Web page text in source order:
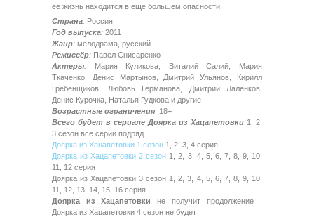
ее жизнь находится в еще большем опасности.
Страна: Россия
Год выпуска: 2011
Жанр: мелодрама, русский
Режиссёр: Павел Снисаренко
Актеры: Мария Куликова, Виталий Салий, Мария
Ткаченко, Денис Мартынов, Дмитрий Ульянов, Кирилл
Гребенщиков, Любовь Германова, Дмитрий Лаленков,
Денис Курочка, Наталья Гудкова и другие
Возрастные ограничения: 18+
Всего будет в сериале Доярка из Хацапетовки 1, 2,
3 сезон все серии подряд
Доярка из Хацапетовки 1 сезон 1, 2, 3, 4 серия
Доярка из Хацапетовки 2 сезон 1, 2, 3, 4, 5, 6, 7, 8, 9, 10,
11, 12 серия
Доярка из Хацапетовки 3 сезон 1, 2, 3, 4, 5, 6, 7, 8, 9, 10,
11, 12, 13, 14, 15, 16 серия
Доярка из Хацапетовки не получит продолжение ,
Доярка из Хацапетовки 4 сезон не будет